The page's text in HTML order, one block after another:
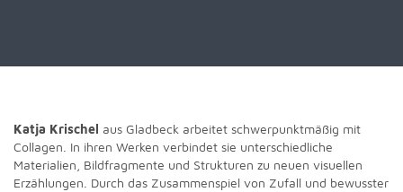
Katja Krischel aus Gladbeck arbeitet schwerpunktmäßig mit
Collagen. In ihren Werken verbindet sie unterschiedliche
Materialien, Bildfragmente und Strukturen zu neuen visuellen
Erzählungen. Durch das Zusammenspiel von Zufall und bewusster